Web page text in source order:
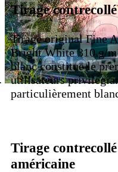
Tirage
Tirage original Fine
Bright White 310 g/
blanc constitue le
utilisateurs
particulièrement
Tirage
américaine